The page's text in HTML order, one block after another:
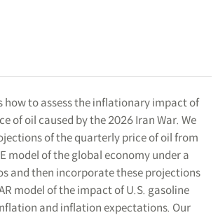
how to assess the inflationary impact of
of oil caused by the 2026 Iran War. We
of the quarterly price of oil from
model of the global economy under a
and then incorporate these projections
model of the impact of U.S. gasoline
and inflation expectations. Our